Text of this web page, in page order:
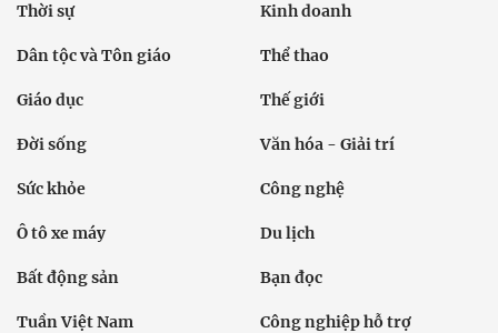
Thời sự Kinh doanh
Dân tộc và Tôn giáo Thể thao
Giáo dục Thế giới
Đời sống Văn hóa - Giải trí
Sức khỏe Công nghệ
Ô tô xe máy Du lịch
Bất động sản Bạn đọc
Tuần Việt Nam Công nghiệp hỗ trợ